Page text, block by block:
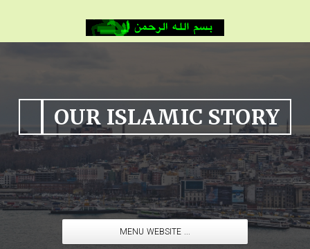
OUR ISLAMIC STORY
MENU WEBSITE ...